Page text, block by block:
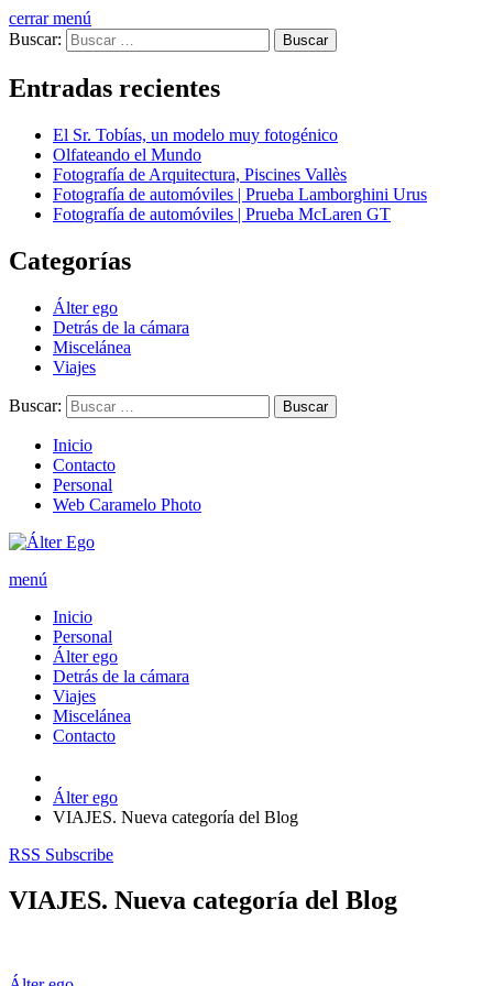
cerrar menú
Buscar:
Entradas recientes
El Sr. Tobías, un modelo muy fotogénico
Olfateando el Mundo
Fotografía de Arquitectura, Piscines Vallès
Fotografía de automóviles | Prueba Lamborghini Urus
Fotografía de automóviles | Prueba McLaren GT
Categorías
Álter ego
Detrás de la cámara
Miscelánea
Viajes
Buscar:
Inicio
Contacto
Personal
Web Caramelo Photo
menú
Inicio
Personal
Álter ego
Detrás de la cámara
Viajes
Miscelánea
Contacto
Álter ego
VIAJES. Nueva categoría del Blog
RSS Subscribe
VIAJES. Nueva categoría del Blog